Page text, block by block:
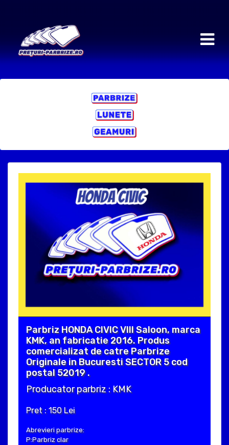
Parbriz HONDA CIVIC VIII Saloon, marca
KMK, an fabricatie 2016. Produs
comercializat de catre Parbrize
Originale in Bucuresti SECTOR 5 cod
postal 52019 .
Producator parbriz : KMK
Pret : 150 Lei
Abrevieri parbrize:
P:Parbriz clar